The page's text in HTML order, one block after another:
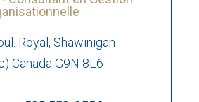
Royal, Shawinigan
Canada G9N 8L6